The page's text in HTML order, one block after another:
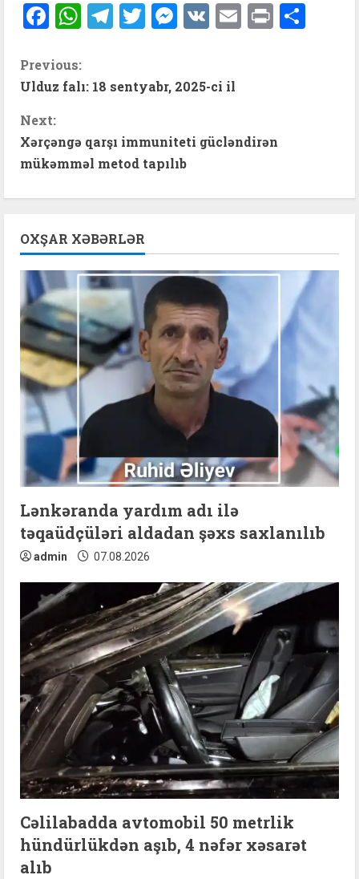
Facebook
WhatsApp
Telegram
Twitter
Messenger
VK Email
Print
C
n
t
i
n
u
e
R
e
a
d
i
n
g
Previous:
Ulduz falı: 18 sentyabr, 2025-ci il
Next:
Xərçəngə qarşı immuniteti gücləndirən
mükəmməl metod tapılıb
OXŞAR XƏBƏRLƏR
Lənkəranda yardım adı ilə
təqaüdçüləri aldadan şəxs saxlanılıb
admin 07.08.2026
Cəlilabadda avtomobil 50 metrlik
hündürlükdən aşıb, 4 nəfər xəsarət
alıb